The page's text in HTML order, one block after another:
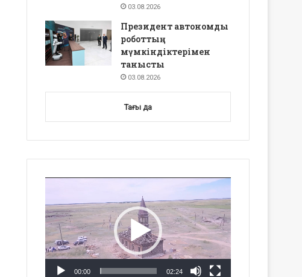
03.08.2026
Президент автономды
роботтың
мүмкіндіктерімен
танысты
03.08.2026
Тағы да
00:00 02:24